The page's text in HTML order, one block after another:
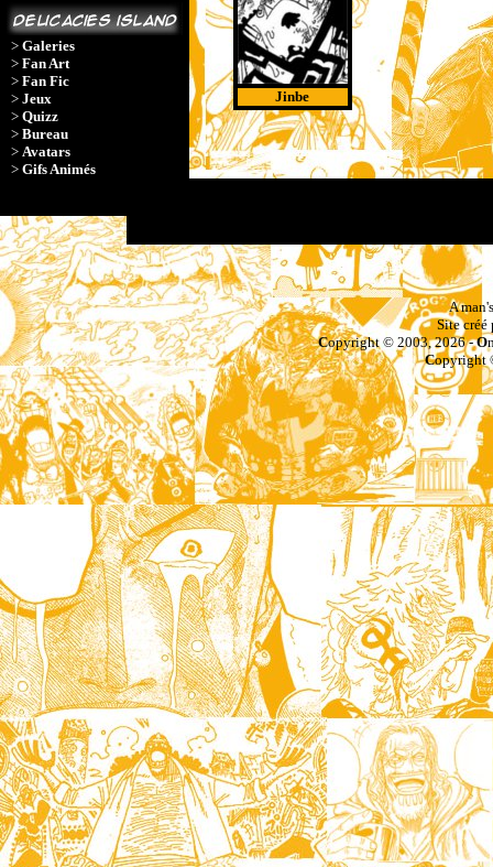
> Galeries
> Fan Art
> Fan Fic
> Jeux
> Quizz
> Bureau
> Avatars
> Gifs Animés
Jinbe
A
Site créé
Copyright © 2003, 2026 -O
Copyright